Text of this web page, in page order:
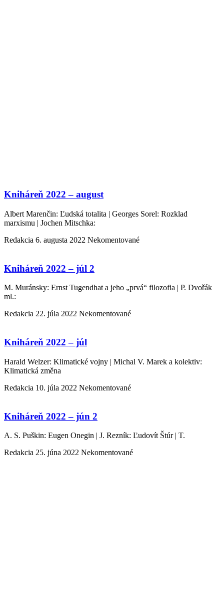
Kniháreň 2022 – august
Albert Marenčin: Ľudská totalita | Georges Sorel: Rozklad
marxismu | Jochen Mitschka:
Redakcia 6. augusta 2022 Nekomentované
Kniháreň 2022 – júl 2
M. Muránsky: Ernst Tugendhat a jeho „prvá“ filozofia | P. Dvořák
ml.:
Redakcia 22. júla 2022 Nekomentované
Kniháreň 2022 – júl
Harald Welzer: Klimatické vojny | Michal V. Marek a kolektiv:
Klimatická změna
Redakcia 10. júla 2022 Nekomentované
Kniháreň 2022 – jún 2
A. S. Puškin: Eugen Onegin | J. Rezník: Ľudovít Štúr | T.
Redakcia 25. júna 2022 Nekomentované